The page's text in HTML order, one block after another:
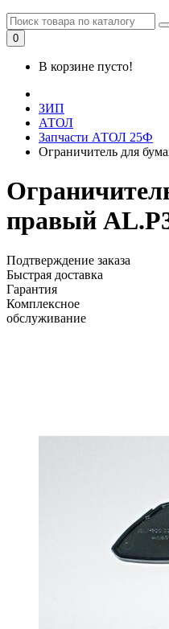
0
В корзине пусто!
ЗИП
АТОЛ
Запчасти АТОЛ 25Ф
Ограничитель для
правый
Подтверждение заказа
Быстрая доставка
Гарантия
Комплексное
обслуживание